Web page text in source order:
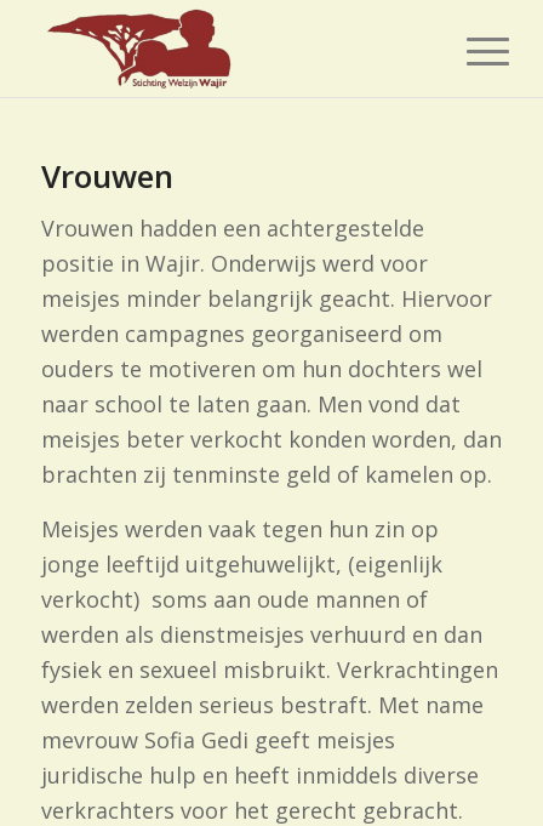
Vrouwen
Vrouwen hadden een achtergestelde
positie in Wajir. Onderwijs werd voor
meisjes minder belangrijk geacht. Hiervoor
werden campagnes georganiseerd om
ouders te motiveren om hun dochters wel
naar school te laten gaan. Men vond dat
meisjes beter verkocht konden worden, dan
brachten zij tenminste geld of kamelen op.
Meisjes werden vaak tegen hun zin op
jonge leeftijd uitgehuwelijkt, (eigenlijk
verkocht) soms aan oude mannen of
werden als dienstmeisjes verhuurd en dan
fysiek en sexueel misbruikt. Verkrachtingen
werden zelden serieus bestraft. Met name
mevrouw Sofia Gedi geeft meisjes
juridische hulp en heeft inmiddels diverse
verkrachters voor het gerecht gebracht.